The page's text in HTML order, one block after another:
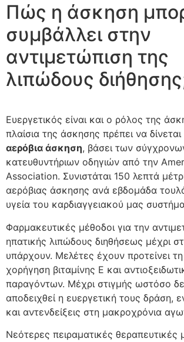
Πώς η άσκηση
συμβάλλει στην
αντιμετώπιση της
λιπώδους
Ευεργετικός είναι και ο ρόλος της
πλαίσια της άσκησης πρέπει να δίνεται
αερόβια άσκηση, βάσει των
κατευθυντήριων οδηγιών από την
Association. Συνιστάται 150 λεπτά
αερόβιας άσκησης ανά εβδομάδα
υγεία του καρδιαγγειακού μας
Φαρμακευτικές μέθοδοι για την
ηπατικής λιπώδους διηθήσεως μέχρι
υπάρχουν. Μελέτες έχουν προτείνει
χορήγηση βιταμίνης Ε και
παραγόντων. Μέχρι στιγμής ωστόσο
αποδειχθεί η ευεργετική τους δράση,
και αντενδείξεις στη μακροχρόνια
Νεότερες πειραματικές θεραπευτικές